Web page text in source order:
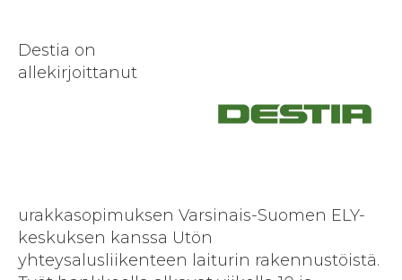
Destia on
allekirjoittanut
urakkasopimuksen Varsinais-Suomen ELY-
keskuksen kanssa Utön
yhteysalusliikenteen laiturin rakennustöistä.